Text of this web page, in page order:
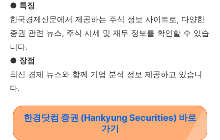
● 특징
한국경제신문에서 제공하는 주식 정보 사이트로, 다양한
증권 관련 뉴스, 주식 시세 및 재무 정보를 확인할 수 있습
니다.
● 장점
최신 경제 뉴스와 함께 기업 분석 정보 제공하고 있습니
다.
한경닷컴 증권 (Hankyung Securities) 바로
가기